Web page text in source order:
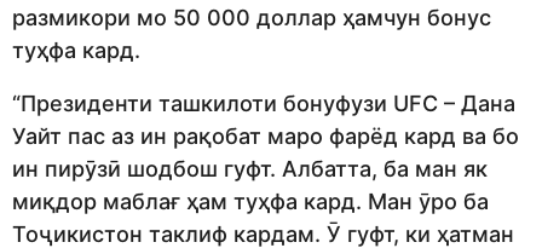
размикори мо 50 000 доллар ҳамчун бонус
туҳфа кард.
“Президенти ташкилоти бонуфузи UFC – Дана
Уайт пас аз ин рақобат маро фарёд кард ва бо
ин пирӯзӣ шодбош гуфт. Албатта, ба ман як
миқдор маблағ ҳам туҳфа кард. Ман ӯро ба
Тоҷикистон таклиф кардам. Ӯ гуфт, ки ҳатман